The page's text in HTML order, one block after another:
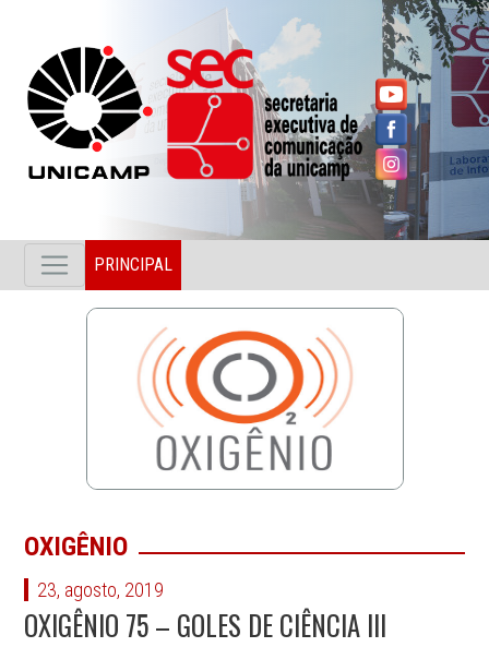
PRINCIPAL
OXIGÊNIO
23, agosto, 2019
OXIGÊNIO 75 – GOLES DE CIÊNCIA III